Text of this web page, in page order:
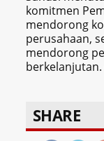
komitmen
mendorong
perusahaan,
mendorong
berkelanjutan.
SHARE